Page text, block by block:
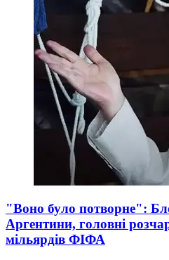
"Воно було потворне":
Аргентини, головні
мільярдів ФІФА